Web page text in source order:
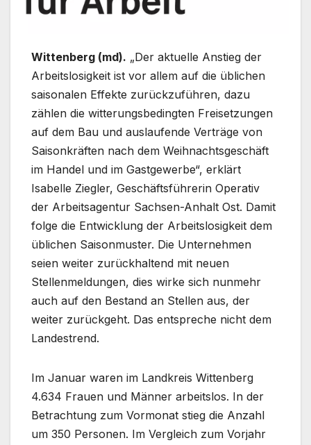
Wittenberg (md). „Der aktuelle Anstieg der
Arbeitslosigkeit ist vor allem auf die üblichen
saisonalen Effekte zurückzuführen, dazu
zählen die witterungsbedingten Freisetzungen
auf dem Bau und auslaufende Verträge von
Saisonkräften nach dem Weihnachtsgeschäft
im Handel und im Gastgewerbe“, erklärt
Isabelle Ziegler, Geschäftsführerin Operativ
der Arbeitsagentur Sachsen-Anhalt Ost. Damit
folge die Entwicklung der Arbeitslosigkeit dem
üblichen Saisonmuster. Die Unternehmen
seien weiter zurückhaltend mit neuen
Stellenmeldungen, dies wirke sich nunmehr
auch auf den Bestand an Stellen aus, der
weiter zurückgeht. Das entspreche nicht dem
Landestrend.
Im Januar waren im Landkreis Wittenberg
4.634 Frauen und Männer arbeitslos. In der
Betrachtung zum Vormonat stieg die Anzahl
um 350 Personen. Im Vergleich zum Vorjahr